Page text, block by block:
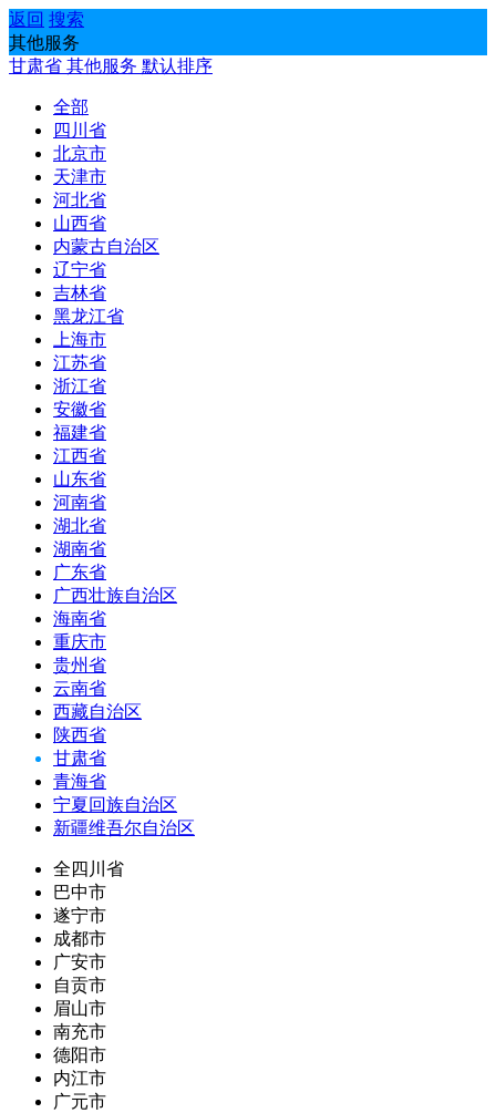
返回 搜索
其他服务
甘肃省 其他服务 默认排序
全部
四川省
北京市
天津市
河北省
山西省
内蒙古自治区
辽宁省
吉林省
黑龙江省
上海市
江苏省
浙江省
安徽省
福建省
江西省
山东省
河南省
湖北省
湖南省
广东省
广西壮族自治区
海南省
重庆市
贵州省
云南省
西藏自治区
陕西省
甘肃省
青海省
宁夏回族自治区
新疆维吾尔自治区
全四川省
巴中市
遂宁市
成都市
广安市
自贡市
眉山市
南充市
德阳市
内江市
广元市